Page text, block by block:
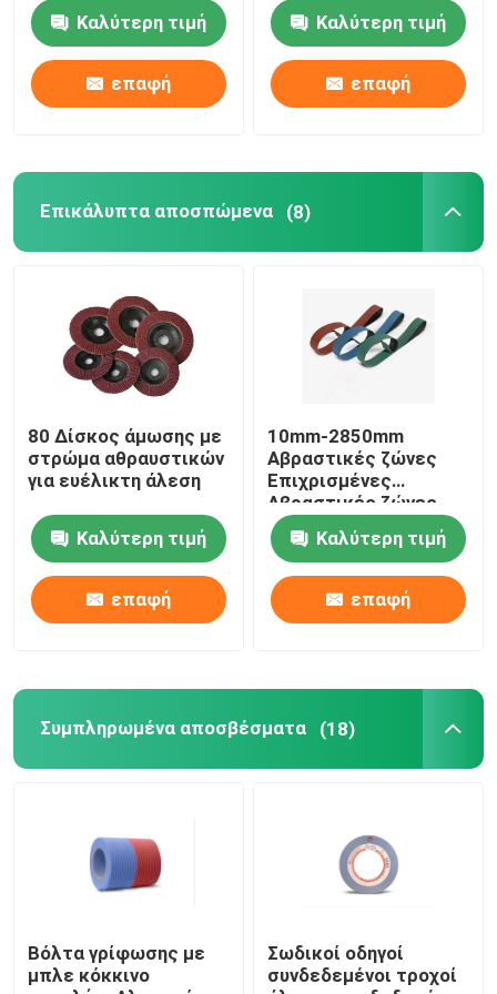
Σχετικά με εμάς
Έλεγχος ποιότητας
Ζητήστε μια προσφορά
Επικάλυπτα αποσπώμενα
Συμπληρωμένα αποσβέσματα
Ένσφαιρος τριβέας κυλίνδρων
Ένθετα εργαλείων καρβιδίου
Συσσωρευτές με σύνδεση ρητίνης
Μεταλλικά συνδεδεμένα αποσβεστικά
Βιταρισμένα συσσωματωμένα αποσβεστικά
Καλύτερη τιμή
επαφή
Καλύτερη τιμή
επαφή
Επικάλυπτα αποσπώμενα (8)
80 Δίσκος άμωσης με
στρώμα αθραυστικών
για ευέλικτη άλεση
Καλύτερη τιμή
επαφή
10mm-2850mm
Αβραστικές ζώνες
Επιχρισμένες
Αβραστικές ζώνες
άμωσης για μέταλλο
Καλύτερη τιμή
επαφή
Συμπληρωμένα αποσβέσματα (18)
Βόλτα γρίφωσης με
μπλε κόκκινο
Σωδικοί οδηγοί
συνδεδεμένοι τροχοί